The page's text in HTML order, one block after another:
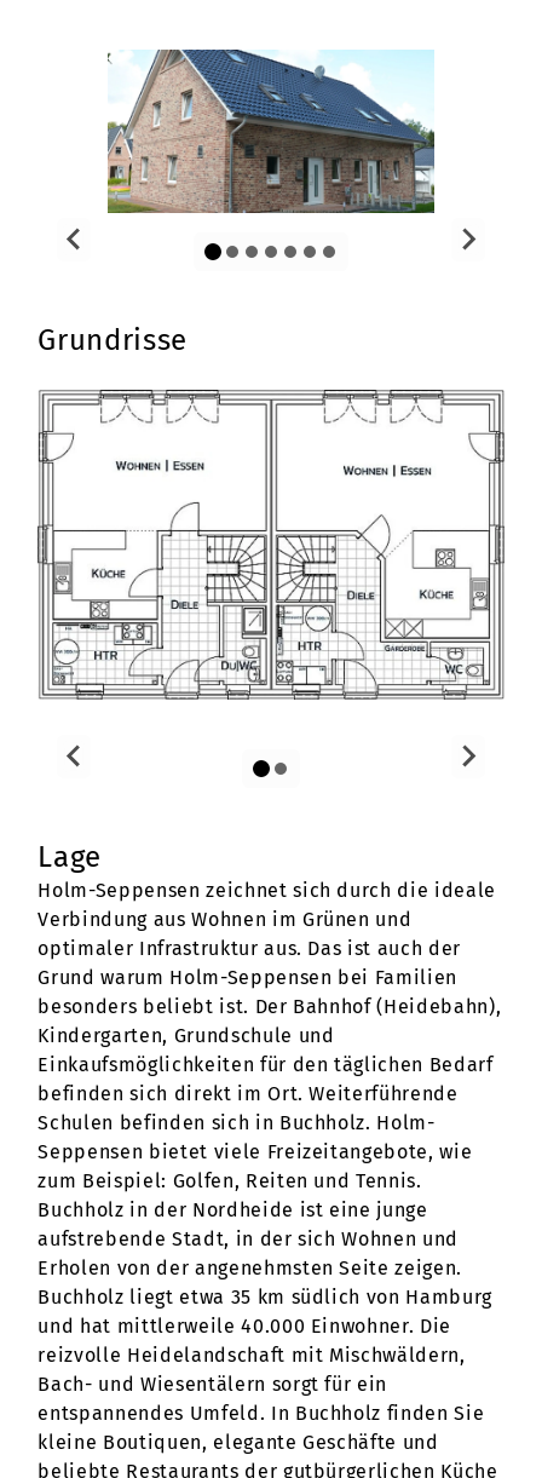
Grundrisse
Lage
Holm-Seppensen zeichnet sich durch die ideale
Verbindung aus Wohnen im Grünen und
optimaler Infrastruktur aus. Das ist auch der
Grund warum Holm-Seppensen bei Familien
besonders beliebt ist. Der Bahnhof (Heidebahn),
Kindergarten, Grundschule und
Einkaufsmöglichkeiten für den täglichen Bedarf
befinden sich direkt im Ort. Weiterführende
Schulen befinden sich in Buchholz. Holm-
Seppensen bietet viele Freizeitangebote, wie
zum Beispiel: Golfen, Reiten und Tennis.
Buchholz in der Nordheide ist eine junge
aufstrebende Stadt, in der sich Wohnen und
Erholen von der angenehmsten Seite zeigen.
Buchholz liegt etwa 35 km südlich von Hamburg
und hat mittlerweile 40.000 Einwohner. Die
reizvolle Heidelandschaft mit Mischwäldern,
Bach- und Wiesentälern sorgt für ein
entspannendes Umfeld. In Buchholz finden Sie
kleine Boutiquen, elegante Geschäfte und
beliebte Restaurants der gutbürgerlichen Küche